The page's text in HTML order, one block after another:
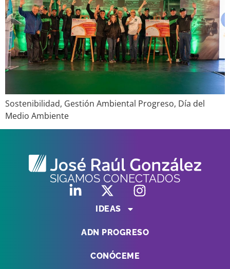
Sostenibilidad, Gestión Ambiental Progreso, Día del
Medio Ambiente
SIGAMOS CONECTADOS
IDEAS
ADN PROGRESO
CONÓCEME